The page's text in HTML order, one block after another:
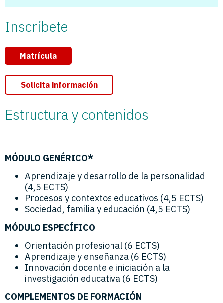
Inscríbete
Matrícula
Solicita información
Estructura y contenidos
MÓDULO GENÉRICO*
Aprendizaje y desarrollo de la personalidad
(4,5 ECTS)
Procesos y contextos educativos (4,5 ECTS)
Sociedad, familia y educación (4,5 ECTS)
MÓDULO ESPECÍFICO
Orientación profesional (6 ECTS)
Aprendizaje y enseñanza (6 ECTS)
Innovación docente e iniciación a la
investigación educativa (6 ECTS)
COMPLEMENTOS DE FORMACIÓN